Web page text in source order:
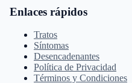
Enlaces rápidos
Tratos
Síntomas
Desencadenantes
Política de Privacidad
Términos y Condiciones